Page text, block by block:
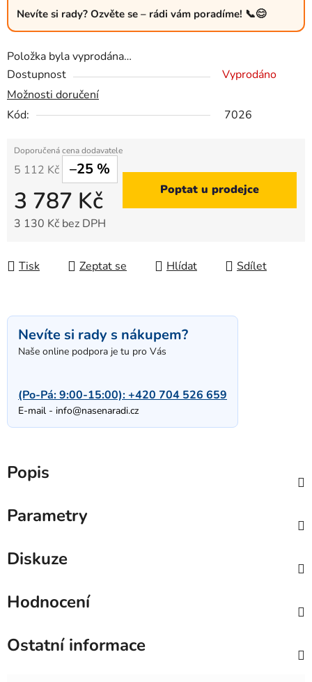
Nevíte si rady? Ozvěte se – rádi vám poradíme! 📞😊
Položka byla vyprodána…
Dostupnost
Vyprodáno
Možnosti doručení
Kód:
7026
5 112 Kč –25 %
3 787 Kč
3 130 Kč bez DPH
Poptat u prodejce
Tisk Zeptat se Hlídat Sdílet
Nevíte si rady s nákupem?
Naše online podpora je tu pro Vás
(Po-Pá: 9:00-15:00):+420 704 526 659
E-mail - info@nasenaradi.cz
Popis
Parametry
Diskuze
Hodnocení
Ostatní informace